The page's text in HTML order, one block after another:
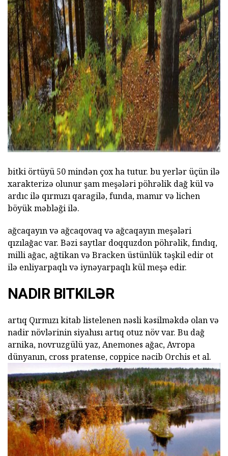
bitki örtüyü 50 mindən çox ha tutur. bu yerlər üçün ilə
xarakterizə olunur şam meşələri pöhrəlik dağ kül və
ardıc ilə qırmızı qaragilə, funda, mamır və lichen
böyük məbləği ilə.
ağcaqayın və ağcaqovaq və ağcaqayın meşələri
qızılağac var. Bəzi saytlar doqquzdon pöhrəlik, fındıq,
milli ağac, ağtikan və Bracken üstünlük təşkil edir ot
ilə enliyarpaqlı və iynəyarpaqlı kül meşə edir.
NADIR BITKILƏR
artıq Qırmızı kitab listelenen nəsli kəsilməkdə olan və
nadir növlərinin siyahısı artıq otuz növ var. Bu dağ
arnika, novruzgülü yaz, Anemones ağac, Avropa
dünyanın, cross pratense, coppice nəcib Orchis et al.